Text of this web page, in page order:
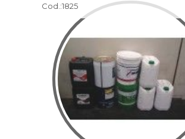
Cod.:1825